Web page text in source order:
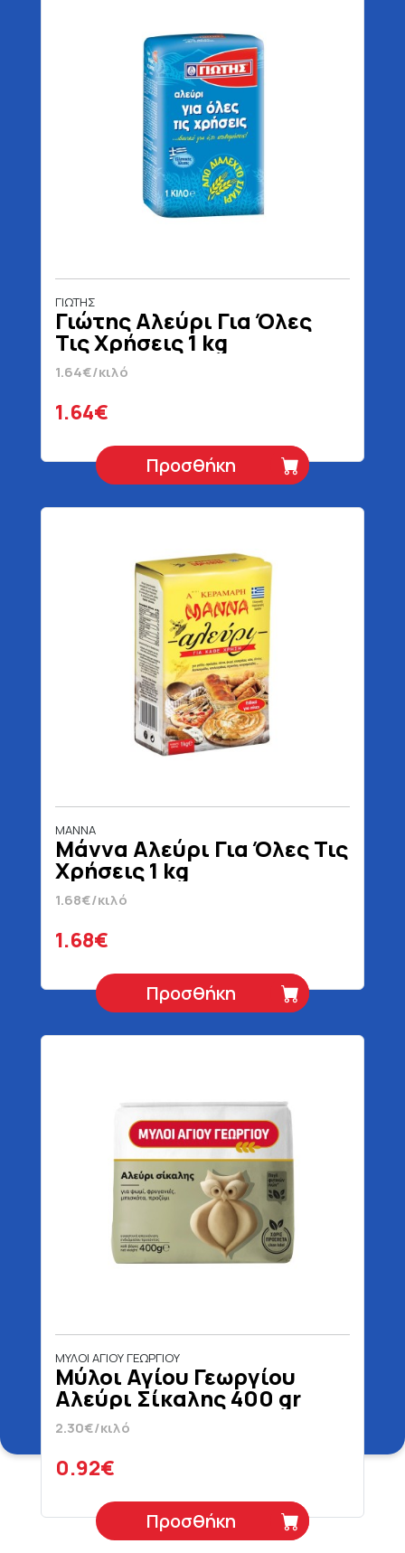
ΓΙΩΤΗΣ
Γιώτης Αλεύρι Για Όλες
Τις Χρήσεις 1 kg
1.64€/κιλό
1.64€
Προσθήκη
ΜΑΝΝΑ
Μάννα Αλεύρι Για Όλες Τις
Χρήσεις 1 kg
1.68€/κιλό
1.68€
Προσθήκη
ΜΥΛΟΙ ΑΓΙΟΥ ΓΕΩΡΓΙΟΥ
Μύλοι Αγίου Γεωργίου
Αλεύρι Σίκαλης 400 gr
2.30€/κιλό
0.92€
Προσθήκη